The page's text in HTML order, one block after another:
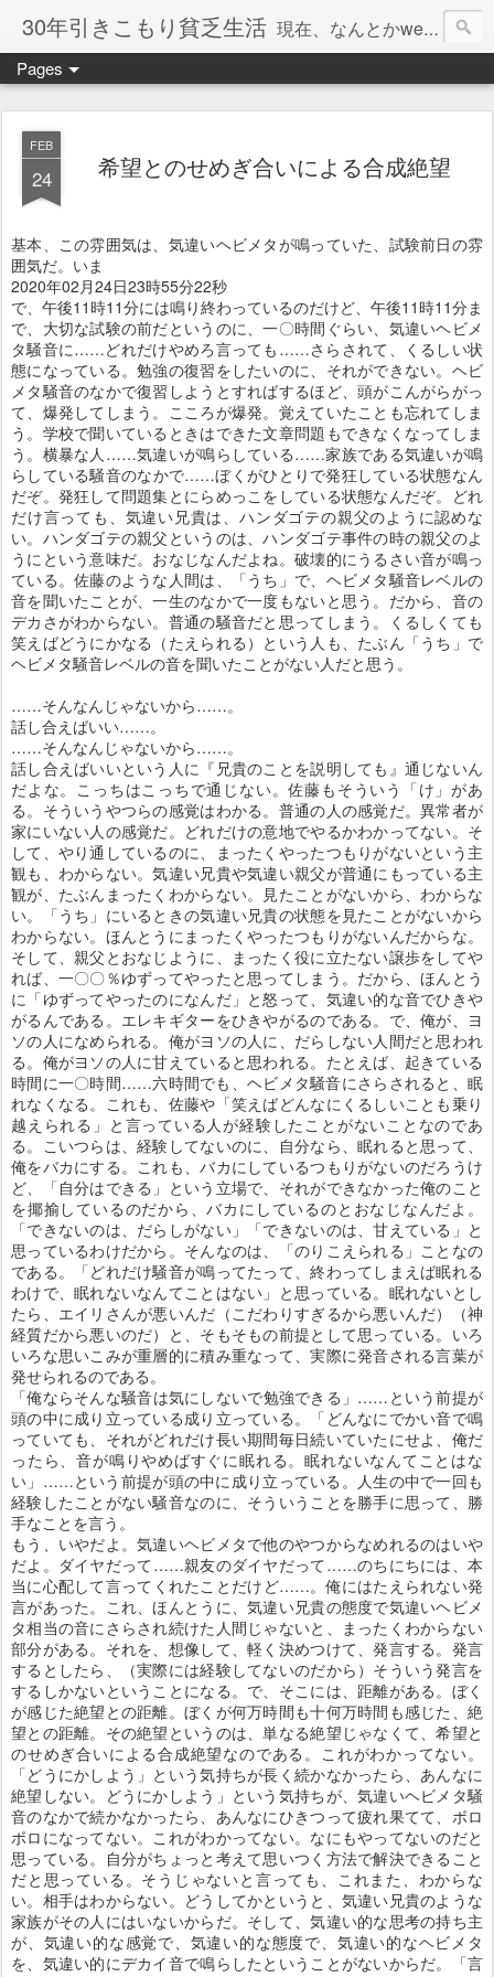
30年引きこもり貧乏生活 現在、なんとかweb系の仕事で食べています。このブログで扱う問題は「この世とはなにか」「人生とはなにか」「人間とはなにか」「強迫神経症の原因と解決法」「うつ病の原因と寄り添う方法」「家族の問題」などについてです。
Pages
FEB
24 希望とのせめぎ合いによる合成絶望
基本、この雰囲気は、気違いヘビメタが鳴っていた、試験前日の雰
囲気だ。いま
2020年02月24日23時55分22秒
で、午後11時11分には鳴り終わっているのだけど、午後11時11分ま
で、大切な試験の前だというのに、一〇時間ぐらい、気違いヘビメ
タ騒音に……どれだけやめろ言っても……さらされて、くるしい状
態になっている。勉強の復習をしたいのに、それができない。ヘビ
メタ騒音のなかで復習しようとすればするほど、頭がこんがらがっ
て、爆発してしまう。こころが爆発。覚えていたことも忘れてしま
う。学校で聞いているときはできた文章問題もできなくなってしま
う。横暴な人……気違いが鳴らしている……家族である気違いが鳴
らしている騒音のなかで……ぼくがひとりで発狂している状態なん
だぞ。発狂して問題集とにらめっこをしている状態なんだぞ。どれ
だけ言っても、気違い兄貴は、ハンダゴテの親父のように認めな
い。ハンダゴテの親父というのは、ハンダゴテ事件の時の親父のよ
うにという意味だ。おなじなんだよね。破壊的にうるさい音が鳴っ
ている。佐藤のような人間は、「うち」で、ヘビメタ騒音レベルの
音を聞いたことが、一生のなかで一度もないと思う。だから、音の
デカさがわからない。普通の騒音だと思ってしまう。くるしくても
笑えばどうにかなる（たえられる）という人も、たぶん「うち」で
ヘビメタ騒音レベルの音を聞いたことがない人だと思う。
……そんなんじゃないから……。
話し合えばいい……。
……そんなんじゃないから……。
話し合えばいいという人に『兄貴のことを説明しても』通じないん
だよな。こっちはこっちで通じない。佐藤もそういう「け」があ
る。そういうやつらの感覚はわかる。普通の人の感覚だ。異常者が
家にいない人の感覚だ。どれだけの意地でやるかわかってない。そ
して、やり通しているのに、まったくやったつもりがないという主
観も、わからない。気違い兄貴や気違い親父が普通にもっている主
観が、たぶんまったくわからない。見たことがないから、わからな
い。「うち」にいるときの気違い兄貴の状態を見たことがないから
わからない。ほんとうにまったくやったつもりがないんだからな。
そして、親父とおなじように、まったく役に立たない譲歩をしてや
れば、一〇〇％ゆずってやったと思ってしまう。だから、ほんとう
に「ゆずってやったのになんだ」と怒って、気違い的な音でひきや
がるんである。エレキギターをひきやがるのである。で、俺が、ヨ
ソの人になめられる。俺がヨソの人に、だらしない人間だと思われ
る。俺がヨソの人に甘えていると思われる。たとえば、起きている
時間に一〇時間……六時間でも、ヘビメタ騒音にさらされると、眠
れなくなる。これも、佐藤や「笑えばどんなにくるしいことも乗り
越えられる」と言っている人が経験したことがないことなのであ
る。こいつらは、経験してないのに、自分なら、眠れると思って、
俺をバカにする。これも、バカにしているつもりがないのだろうけ
ど、「自分はできる」という立場で、それができなかった俺のこと
を揶揄しているのだから、バカにしているのとおなじなんだよ。
「できないのは、だらしがない」「できないのは、甘えている」と
思っているわけだから。そんなのは、「のりこえられる」ことなの
である。「どれだけ騒音が鳴ってたって、終わってしまえば眠れる
わけで、眠れないなんてことはない」と思っている。眠れないとし
たら、エイリさんが悪いんだ（こだわりすぎるから悪いんだ）（神
経質だから悪いのだ）と、そもそもの前提として思っている。いろ
いろな思いこみが重層的に積み重なって、実際に発音される言葉が
発せられるのである。
「俺ならそんな騒音は気にしないで勉強できる」……という前提が
頭の中に成り立っている成り立っている。「どんなにでかい音で鳴
っていても、それがどれだけ長い期間毎日続いていたにせよ、俺だ
ったら、音が鳴りやめばすぐに眠れる。眠れないなんてことはな
い」……という前提が頭の中に成り立っている。人生の中で一回も
経験したことがない騒音なのに、そういうことを勝手に思って、勝
手なことを言う。
もう、いやだよ。気違いヘビメタで他のやつからなめれるのはいや
だよ。ダイヤだって……親友のダイヤだって……のちにちには、本
当に心配して言ってくれたことだけど……。俺にはたえられない発
言があった。これ、ほんとうに、気違い兄貴の態度で気違いヘビメ
タ相当の音にさらされ続けた人間じゃないと、まったくわからない
部分がある。それを、想像して、軽く決めつけて、発言する。発言
するとしたら、（実際には経験してないのだから）そういう発言を
するしかないということになる。で、そこには、距離がある。ぼく
が感じた絶望との距離。ぼくが何万時間も十何万時間も感じた、絶
望との距離。その絶望というのは、単なる絶望じゃなくて、希望と
のせめぎ合いによる合成絶望なのである。これがわかってない。
「どうにかしよう」という気持ちが長く続かなかったら、あんなに
絶望しない。どうにかしよう」という気持ちが、気違いヘビメタ騒
音のなかで続かなかったら、あんなにひきつって疲れ果てて、ボロ
ボロになってない。これがわかってない。なにもやってないのだと
思っている。自分がちょっと考えて思いつく方法で解決できること
だと思っている。そうじゃないと言っても、これまた、わからな
い。相手はわからない。どうしてかというと、気違い兄貴のような
家族がその人にはいないからだ。そして、気違い的な思考の持ち主
が、気違い的な感覚で、気違い的な態度で、気違い的なヘビメタ
を、気違い的にデカイ音で鳴らしたということがないからだ。「言